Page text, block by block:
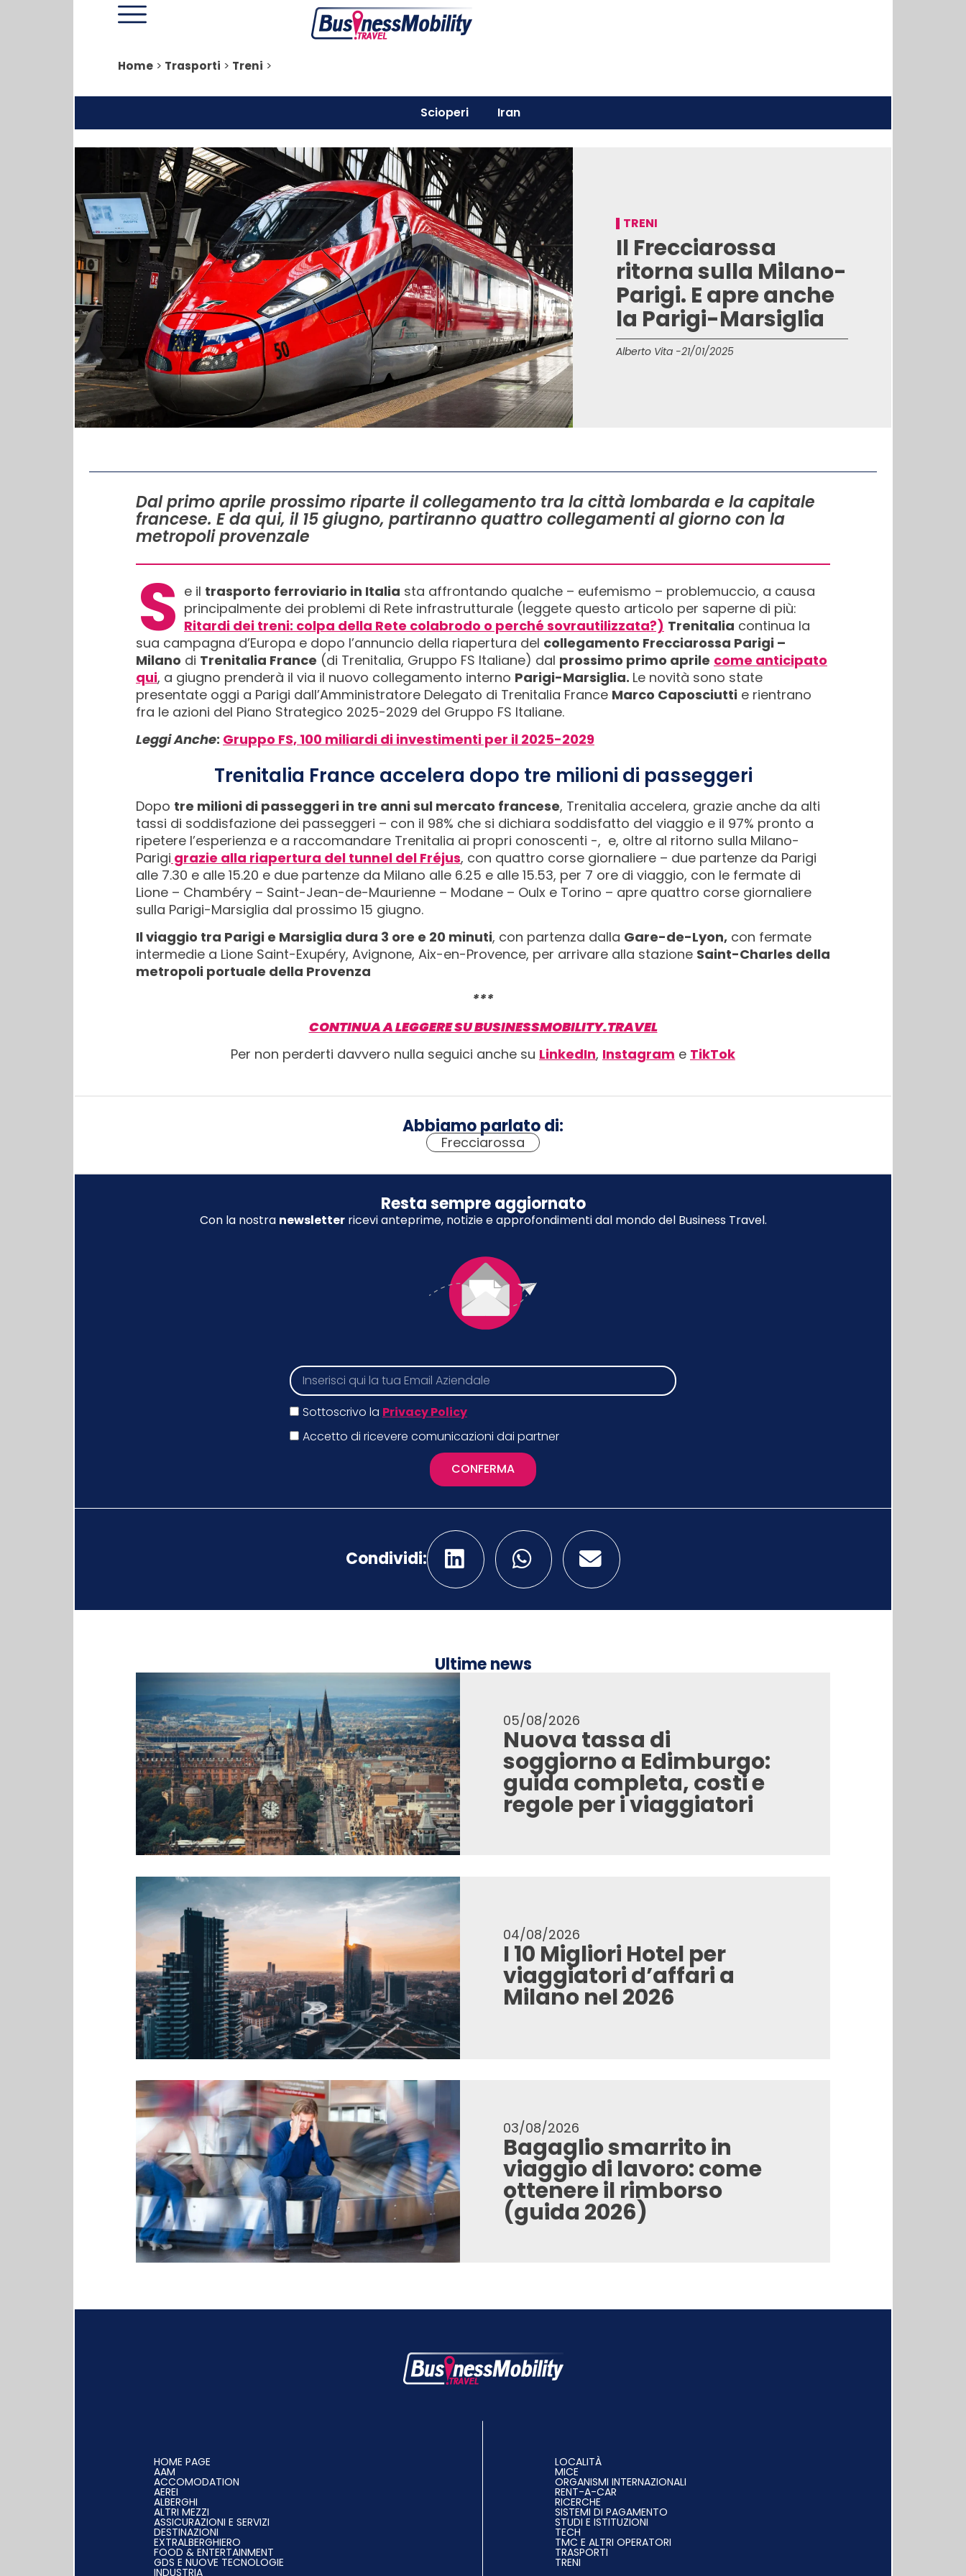
Home > Trasporti > Treni >
Scioperi Iran
TRENI
Il Frecciarossa
ritorna sulla Milano-
Parigi. E apre anche
la Parigi-Marsiglia
Alberto Vita -21/01/2025
Dal primo aprile prossimo riparte il collegamento tra la città lombarda e la capitale
francese. E da qui, il 15 giugno, partiranno quattro collegamenti al giorno con la
metropoli provenzale
S e il trasporto ferroviario in Italia sta affrontando qualche – eufemismo – problemuccio, a causa
principalmente dei problemi di Rete infrastrutturale (leggete questo articolo per saperne di più:
Ritardi dei treni: colpa della Rete colabrodo o perché sovrautilizzata?) Trenitalia continua la
sua campagna d’Europa e dopo l’annuncio della riapertura del collegamento Frecciarossa Parigi –
Milano di Trenitalia France (di Trenitalia, Gruppo FS Italiane) dal prossimo primo aprile come anticipato
qui, a giugno prenderà il via il nuovo collegamento interno Parigi-Marsiglia. Le novità sono state
presentate oggi a Parigi dall’Amministratore Delegato di Trenitalia France Marco Caposciutti e rientrano
fra le azioni del Piano Strategico 2025-2029 del Gruppo FS Italiane.
Leggi Anche: Gruppo FS, 100 miliardi di investimenti per il 2025-2029
Trenitalia France accelera dopo tre milioni di passeggeri
Dopo tre milioni di passeggeri in tre anni sul mercato francese, Trenitalia accelera, grazie anche da alti
tassi di soddisfazione dei passeggeri – con il 98% che si dichiara soddisfatto del viaggio e il 97% pronto a
ripetere l’esperienza e a raccomandare Trenitalia ai propri conoscenti -, e, oltre al ritorno sulla Milano-
Parigi grazie alla riapertura del tunnel del Fréjus, con quattro corse giornaliere – due partenze da Parigi
alle 7.30 e alle 15.20 e due partenze da Milano alle 6.25 e alle 15.53, per 7 ore di viaggio, con le fermate di
Lione – Chambéry – Saint-Jean-de-Maurienne – Modane – Oulx e Torino – apre quattro corse giornaliere
sulla Parigi-Marsiglia dal prossimo 15 giugno.
Il viaggio tra Parigi e Marsiglia dura 3 ore e 20 minuti, con partenza dalla Gare-de-Lyon, con fermate
intermedie a Lione Saint-Exupéry, Avignone, Aix-en-Provence, per arrivare alla stazione Saint-Charles della
metropoli portuale della Provenza
***
CONTINUA A LEGGERE SU BUSINESSMOBILITY.TRAVEL
Per non perderti davvero nulla seguici anche su LinkedIn, Instagram e TikTok
Abbiamo parlato di:
Frecciarossa
Resta sempre aggiornato
Con la nostra newsletterricevi anteprime, notizie e approfondimenti dal mondo del Business Travel.
Sottoscrivo la Privacy Policy
Accetto di ricevere comunicazioni dai partner
CONFERMA
Condividi:
Ultime news
05/08/2026
Nuova tassa di
soggiorno a Edimburgo:
guida completa, costi e
regole per i viaggiatori
04/08/2026
I 10 Migliori Hotel per
viaggiatori d’affari a
Milano nel 2026
03/08/2026
Bagaglio smarrito in
viaggio di lavoro: come
ottenere il rimborso
(guida 2026)
HOME PAGE
AAM
ACCOMODATION
AEREI
ALBERGHI
ALTRI MEZZI
ASSICURAZIONI E SERVIZI
DESTINAZIONI
EXTRALBERGHIERO
FOOD & ENTERTAINMENT
GDS E NUOVE TECNOLOGIE
INDUSTRIA
LOCALITÀ
MICE
ORGANISMI INTERNAZIONALI
RENT-A-CAR
RICERCHE
SISTEMI DI PAGAMENTO
STUDI E ISTITUZIONI
TECH
TMC E ALTRI OPERATORI
TRASPORTI
TRENI